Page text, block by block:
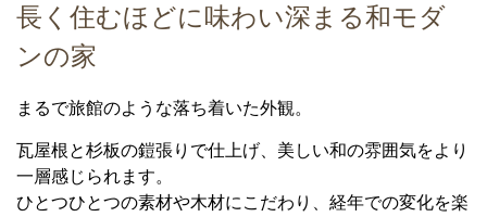
長く住むほどに味わい深まる和モダ
ンの家
まるで旅館のような落ち着いた外観。
瓦屋根と杉板の鎧張りで仕上げ、美しい和の雰囲気をより
一層感じられます。
ひとつひとつの素材や木材にこだわり、経年での変化を楽